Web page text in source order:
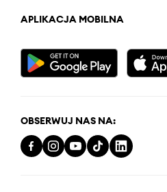
APLIKACJA MOBILNA
OBSERWUJ NAS NA: